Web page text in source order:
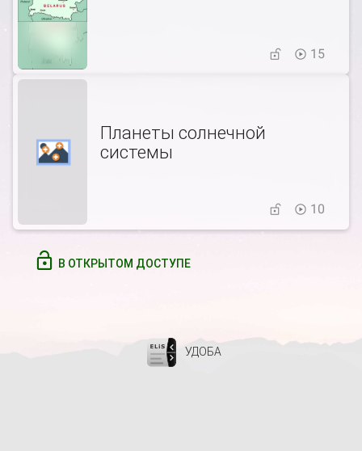
15
Планеты солнечной
системы
10
В ОТКРЫТОМ ДОСТУПЕ
УДОБА